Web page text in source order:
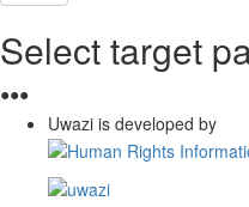
Select target
●●●
Uwazi is developed by